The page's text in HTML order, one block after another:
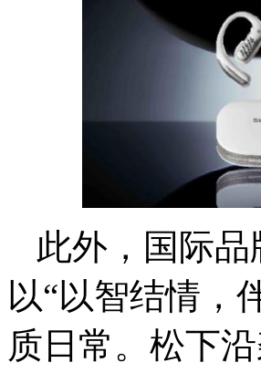
此外，国际
以“以智结情，
质日常。松下